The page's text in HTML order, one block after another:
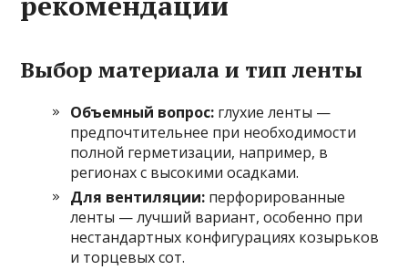
Выбор материала и тип ленты
Объемный вопрос: глухие ленты —
предпочтительнее при необходимости
полной герметизации, например, в
регионах с высокими осадками.
Для вентиляции: перфорированные
ленты — лучший вариант, особенно при
нестандартных конфигурациях козырьков
и торцевых сот.